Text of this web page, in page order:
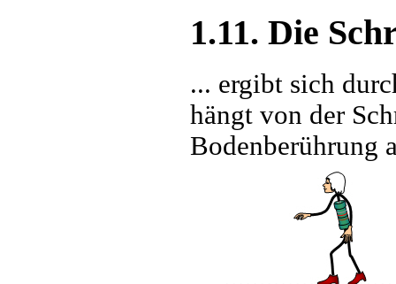
1.11. Die
... ergibt sich
hängt von der
Bodenberührung